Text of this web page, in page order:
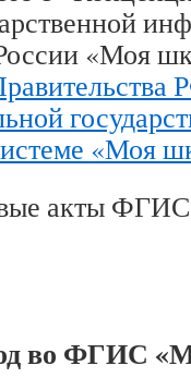
«Моя
«Моя
акты
во ФГИС